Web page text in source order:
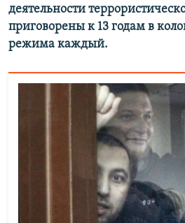
деятельности
приговорены к 13 годам в
режима каждый.